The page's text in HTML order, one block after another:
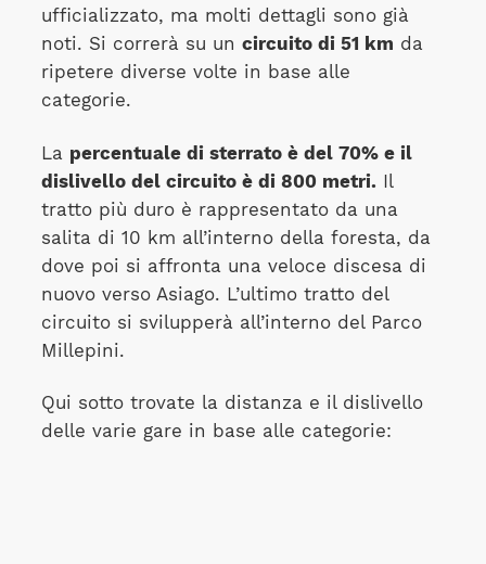
ufficializzato, ma molti dettagli sono già
noti. Si correrà su un circuito di 51 km da
ripetere diverse volte in base alle
categorie.
La percentuale di sterrato è del 70% e il
dislivello del circuito è di 800 metri.Il
tratto più duro è rappresentato da una
salita di 10 km all’interno della foresta, da
dove poi si affronta una veloce discesa di
nuovo verso Asiago. L’ultimo tratto del
circuito si svilupperà all’interno del Parco
Millepini.
Qui sotto trovate la distanza e il dislivello
delle varie gare in base alle categorie: